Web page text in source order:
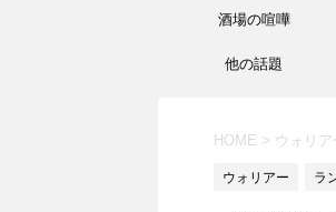
酒場の喧嘩
他の話題
HOME > ウォリア
ウォリアー ラ